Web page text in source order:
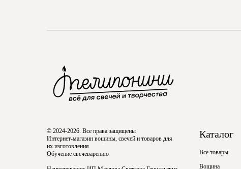
© 2024-2026. Все права защищены
Интернет-магазин вощины, свечей и товаров для
их изготовления
Обучение свечеварению
Каталог
Все товары
Вощина